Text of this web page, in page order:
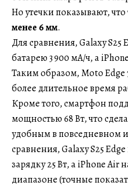
Но утечки показывают, что
менее 6 мм.
Для сравнения, Galaxy
батарею 3 900 мА/ч, а
Таким образом, Moto Edge
более длительное время
Кроме того, смартфон
мощностью 68 Вт, что
удобным в повседневном
сравнения, Galaxy S25
зарядку 25 Вт, а iPhone
диапазоне (точные